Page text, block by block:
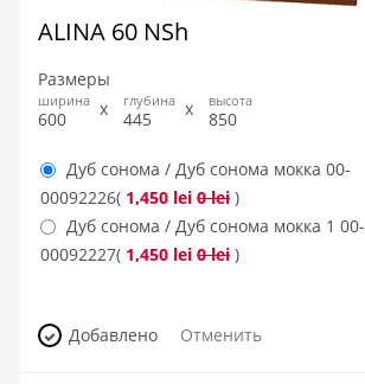
ALINA 60 NSh
Размеры
ширина
600
глубина
445
высота
850
Дуб сонома / Дуб сонома мокка 00-
00092226( 1,450 lei 0 lei )
Дуб сонома / Дуб сонома мокка 1 00-
00092227( 1,450 lei 0 lei )
Добавлено Отменить